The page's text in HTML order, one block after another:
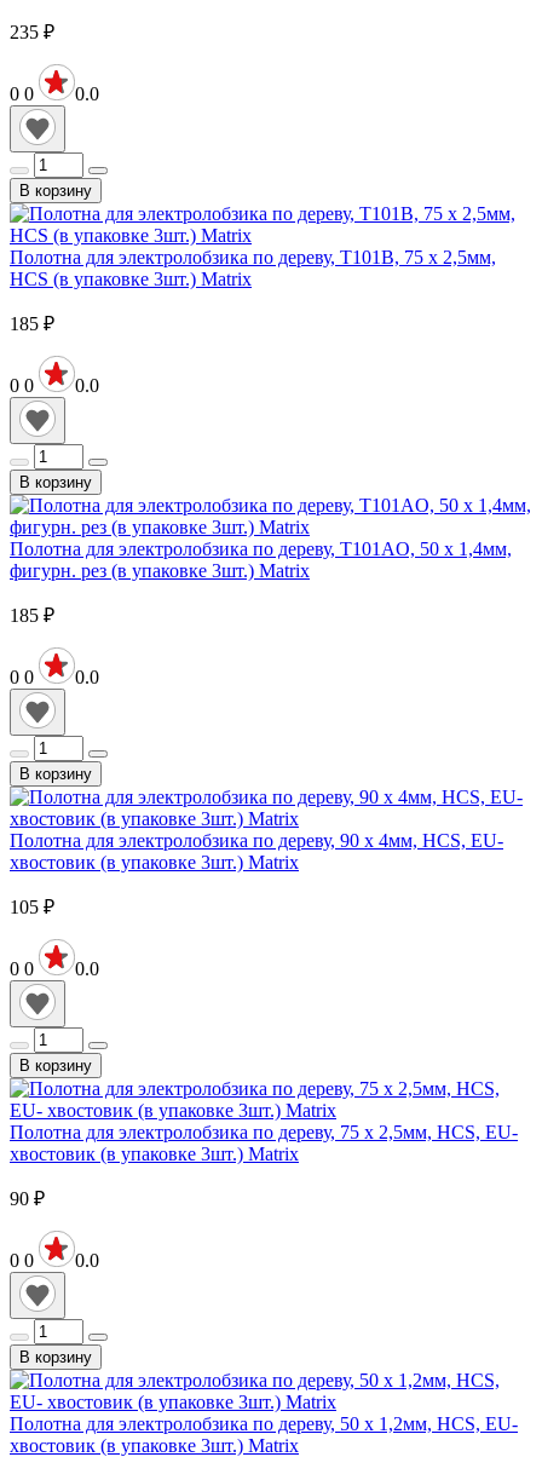
235 ₽
0 0 0.0
В корзину
Полотна для электролобзика по дереву, T101B, 75 х 2,5мм,
HCS (в упаковке 3шт.) Matrix
185 ₽
0 0 0.0
В корзину
Полотна для электролобзика по дереву, T101AO, 50 x 1,4мм,
фигурн. рез (в упаковке 3шт.) Matrix
185 ₽
0 0 0.0
В корзину
Полотна для электролобзика по дереву, 90 х 4мм, HCS, EU-
хвостовик (в упаковке 3шт.) Matrix
105 ₽
0 0 0.0
В корзину
Полотна для электролобзика по дереву, 75 х 2,5мм, HCS, EU-
хвостовик (в упаковке 3шт.) Matrix
90 ₽
0 0 0.0
В корзину
Полотна для электролобзика по дереву, 50 х 1,2мм, HCS, EU-
хвостовик (в упаковке 3шт.) Matrix